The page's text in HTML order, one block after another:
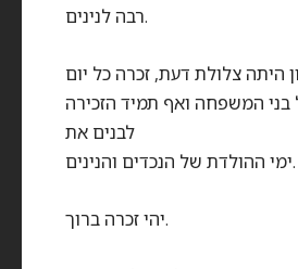
רבה לנינים.
היתה צלולת דעת, זכרה כל יום
המשפחה ואף תמיד הזכירה
לבנים את
ימי ההולדת של הנכדים והנינים.
יהי זכרה ברוך.